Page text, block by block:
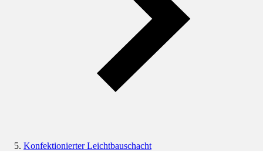
Konfektionierter Leichtbauschacht